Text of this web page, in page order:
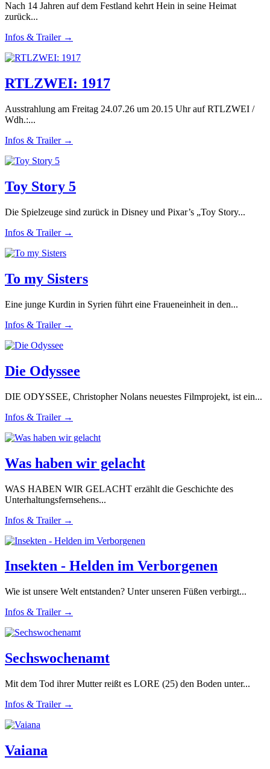
Nach 14 Jahren auf dem Festland kehrt Hein in seine Heimat
zurück...
Infos & Trailer →
RTLZWEI: 1917
Ausstrahlung am Freitag 24.07.26 um 20.15 Uhr auf RTLZWEI /
Wdh.:...
Infos & Trailer →
Toy Story 5
Die Spielzeuge sind zurück in Disney und Pixar’s „Toy Story...
Infos & Trailer →
To my Sisters
Eine junge Kurdin in Syrien führt eine Fraueneinheit in den...
Infos & Trailer →
Die Odyssee
DIE ODYSSEE, Christopher Nolans neuestes Filmprojekt, ist ein...
Infos & Trailer →
Was haben wir gelacht
WAS HABEN WIR GELACHT erzählt die Geschichte des
Unterhaltungsfernsehens...
Infos & Trailer →
Insekten - Helden im Verborgenen
Wie ist unsere Welt entstanden? Unter unseren Füßen verbirgt...
Infos & Trailer →
Sechswochenamt
Mit dem Tod ihrer Mutter reißt es LORE (25) den Boden unter...
Infos & Trailer →
Vaiana